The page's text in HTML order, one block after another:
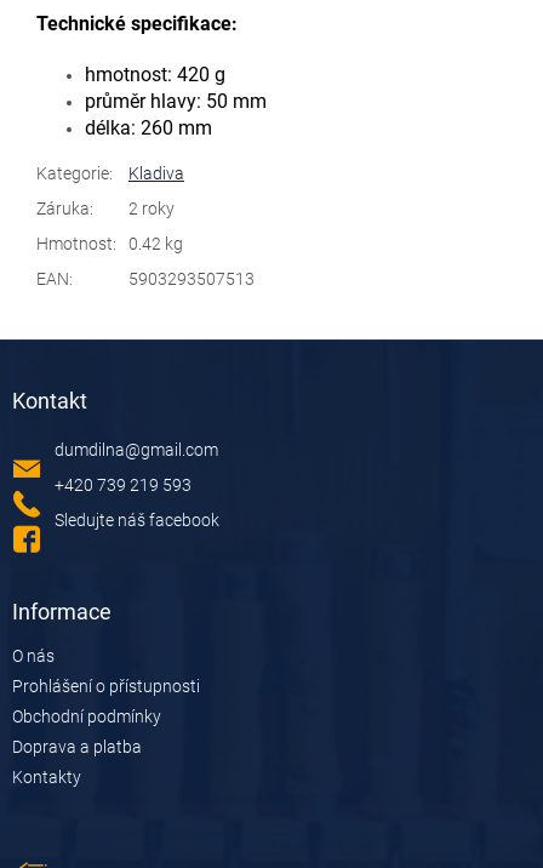
Technické specifikace:
hmotnost: 420 g
průměr hlavy: 50 mm
délka: 260 mm
Kategorie:
Kladiva
Záruka:
2 roky
Hmotnost:
0.42 kg
EAN: 5903293507513
Kontakt
dumdilna@gmail.com
+420 739 219 593
Sledujte náš facebook
Informace
O nás
Prohlášení o přístupnosti
Obchodní podmínky
Doprava a platba
Kontakty